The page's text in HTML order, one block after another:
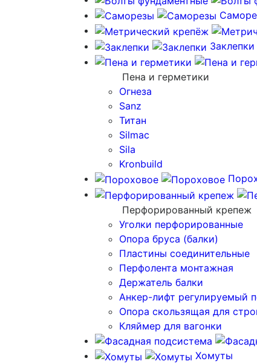
Заклепки
Пена и герметики
Огнеза
Sanz
Титан
Silmac
Sila
Kronbuild
Перфорированный крепеж
Уголки перфорированные
Опора бруса (балки)
Пластины соединительные
Перфолента монтажная
Держатель балки
Анкер-лифт регулируемый
Опора скользящая для
Кляймер для вагонки
Хомуты